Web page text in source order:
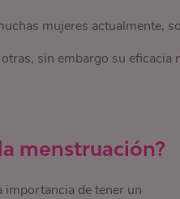
mujeres actualmente,
sin embargo su eficacia
menstruación?
importancia de tener un